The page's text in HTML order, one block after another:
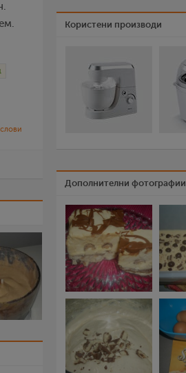
Користени производи
Дополнителни фотографии